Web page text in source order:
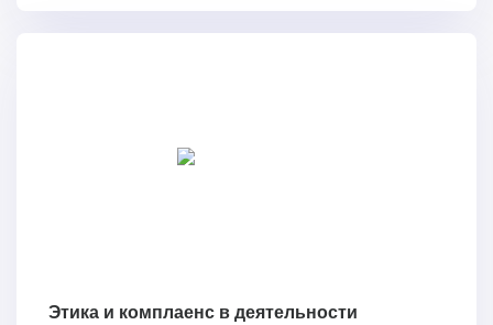
Этика и комплаенс в деятельности